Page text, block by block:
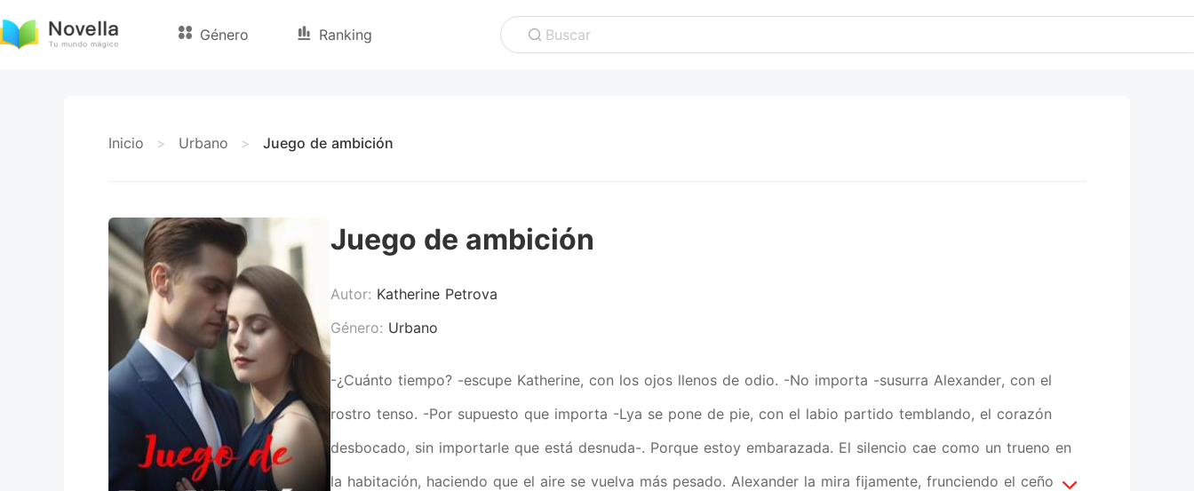
Género Ranking Buscar
Inicio > Urbano > Juego de ambición
Juego de ambición
Autor: Katherine Petrova
Género: Urbano
-¿Cuánto tiempo? -escupe Katherine, con los ojos llenos de odio. -No importa -susurra Alexander, con el
rostro tenso. -Por supuesto que importa -Lya se pone de pie, con el labio partido temblando, el corazón
desbocado, sin importarle que está desnuda-. Porque estoy embarazada. El silencio cae como un trueno en
la habitación, haciendo que el aire se vuelva más pesado. Alexander la mira fijamente, frunciendo el ceño,